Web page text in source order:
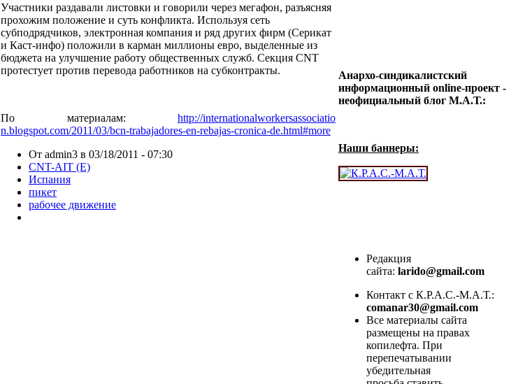
Участники раздавали листовки и говорили через мегафон, разъясняя
прохожим положение и суть конфликта. Используя сеть
субподрядчиков, электронная компания и ряд других фирм (Серикат
и Каст-инфо) положили в карман миллионы евро, выделенные из
бюджета на улучшение работу общественных служб. Секция CNT
протестует против перевода работников на субконтракты.
По материалам: http://internationalworkersassociatio
n.blogspot.com/2011/03/bcn-trabajadores-en-rebajas-cronica-de.html#more
От admin3 в 03/18/2011 - 07:30
CNT-AIT (E)
Испания
пикет
рабочее движение
Анархо-синдикалистский
информационный online-проект -
неофициальный блог М.А.Т.:
Наши баннеры:
Редакция
сайта: larido@gmail.com
Контакт с К.Р.А.С.-М.А.Т.:
comanar30@gmail.com
Все материалы сайта
размещены на правах
копилефта. При
перепечатывании
убедительная